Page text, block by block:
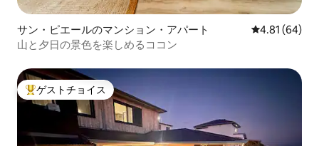
サン・ピエールのマンション・アパート レビュー64
4.81 (64)
山と夕日の景色を楽しめるココン
大好評のゲストチョイスです。
ゲストチョイス